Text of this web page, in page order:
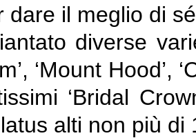
dare il meglio di
diverse
‘Mount Hood’,
‘Bridal
alti non più di